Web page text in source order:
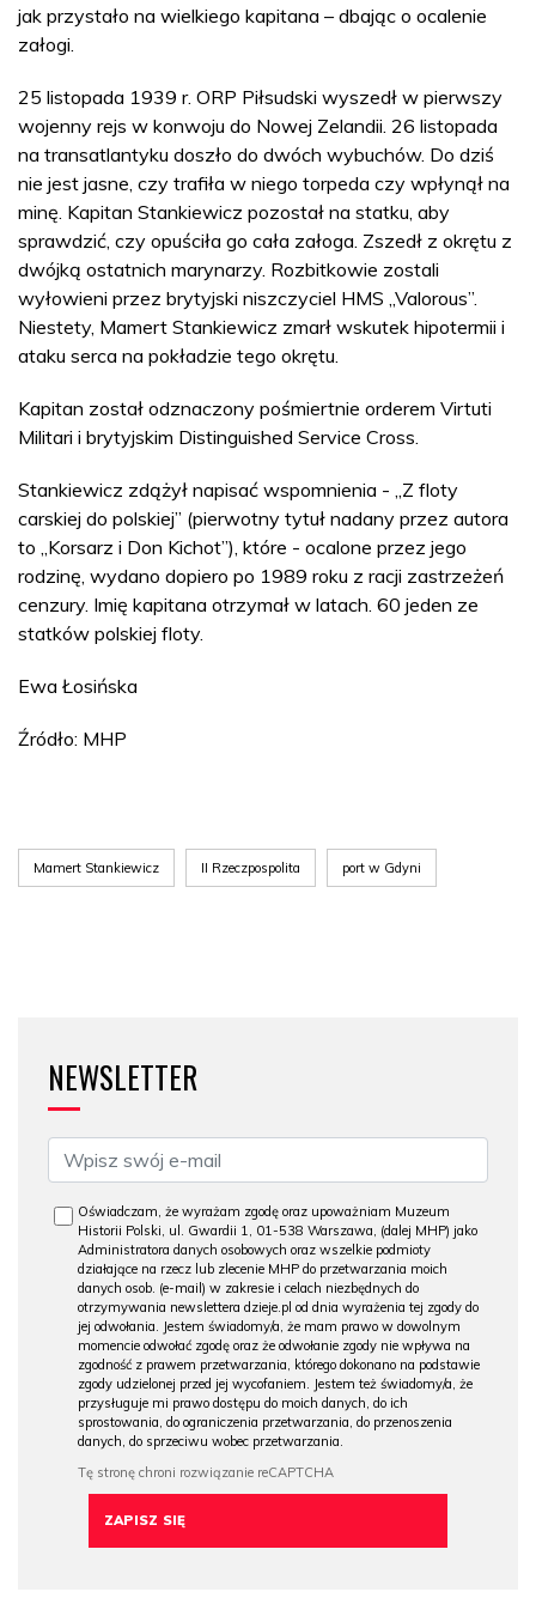
jak przystało na wielkiego kapitana – dbając o ocalenie
załogi.
25 listopada 1939 r. ORP Piłsudski wyszedł w pierwszy
wojenny rejs w konwoju do Nowej Zelandii. 26 listopada
na transatlantyku doszło do dwóch wybuchów. Do dziś
nie jest jasne, czy trafiła w niego torpeda czy wpłynął na
minę. Kapitan Stankiewicz pozostał na statku, aby
sprawdzić, czy opuściła go cała załoga. Zszedł z okrętu z
dwójką ostatnich marynarzy. Rozbitkowie zostali
wyłowieni przez brytyjski niszczyciel HMS „Valorous”.
Niestety, Mamert Stankiewicz zmarł wskutek hipotermii i
ataku serca na pokładzie tego okrętu.
Kapitan został odznaczony pośmiertnie orderem Virtuti
Militari i brytyjskim Distinguished Service Cross.
Stankiewicz zdążył napisać wspomnienia - „Z floty
carskiej do polskiej” (pierwotny tytuł nadany przez autora
to „Korsarz i Don Kichot”), które - ocalone przez jego
rodzinę, wydano dopiero po 1989 roku z racji zastrzeżeń
cenzury. Imię kapitana otrzymał w latach. 60 jeden ze
statków polskiej floty.
Ewa Łosińska
Źródło: MHP
Mamert Stankiewicz II Rzeczpospolita port w Gdyni
NEWSLETTER
Oświadczam, że wyrażam zgodę oraz upoważniam Muzeum
Historii Polski, ul. Gwardii 1, 01-538 Warszawa, (dalej MHP) jako
Administratora danych osobowych oraz wszelkie podmioty
działające na rzecz lub zlecenie MHP do przetwarzania moich
danych osob. (e-mail) w zakresie i celach niezbędnych do
otrzymywania newslettera dzieje.pl od dnia wyrażenia tej zgody do
jej odwołania. Jestem świadomy/a, że mam prawo w dowolnym
momencie odwołać zgodę oraz że odwołanie zgody nie wpływa na
zgodność z prawem przetwarzania, którego dokonano na podstawie
zgody udzielonej przed jej wycofaniem. Jestem też świadomy/a, że
przysługuje mi prawo dostępu do moich danych, do ich
sprostowania, do ograniczenia przetwarzania, do przenoszenia
danych, do sprzeciwu wobec przetwarzania.